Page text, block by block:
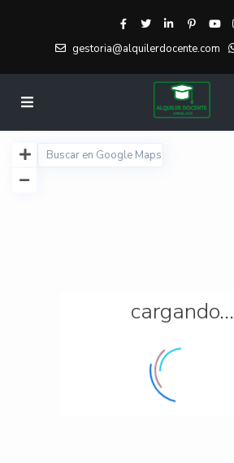
gestoria@alquilerdocente.com
cargando...